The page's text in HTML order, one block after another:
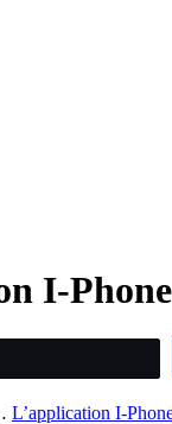
I-
L’application I-